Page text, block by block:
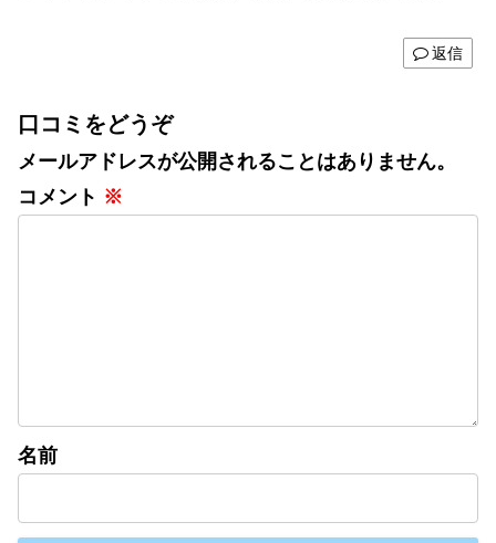
返信
口コミをどうぞ
メールアドレスが公開されることはありません。
コメント ※
名前